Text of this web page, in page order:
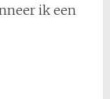
ik een